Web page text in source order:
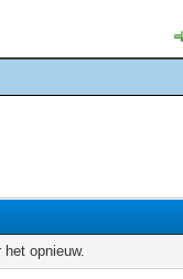
opnieuw.